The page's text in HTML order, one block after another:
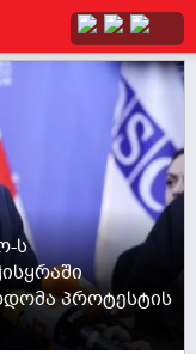
ს
პროტესტის